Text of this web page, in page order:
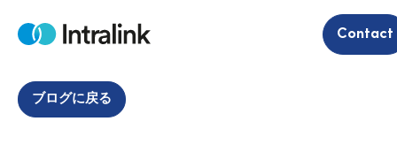
H
e
Contact
ブログに戻る